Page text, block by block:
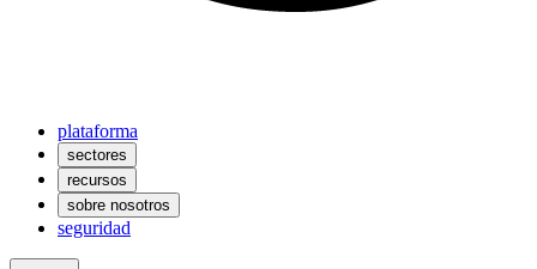
plataforma
sectores
recursos
sobre nosotros
seguridad